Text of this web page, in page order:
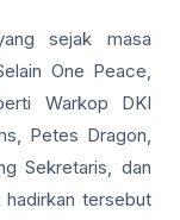
sejak masa
One Peace,
Warkop DKI
Petes Dragon,
Sekretaris, dan
tersebut